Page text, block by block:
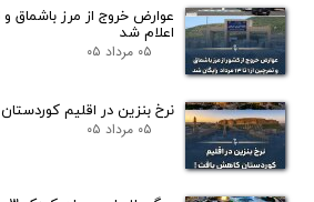
عوارض خروج از مرز باشماق و
اعلام شد
۰۵ مرداد ۰۵
نرخ بنزین در اقلیم
۰۵ مرداد ۰۵